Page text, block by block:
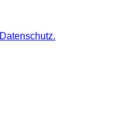
Datenschutz.